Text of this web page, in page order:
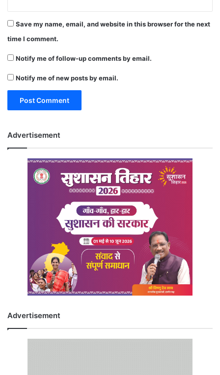
Save my name, email, and website in this browser for the next
time I comment.
Notify me of follow-up comments by email.
Notify me of new posts by email.
Advertisement
Advertisement